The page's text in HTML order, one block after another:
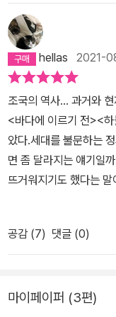
떤 졸업식」 전문) 약관 20세에 등단한 시인은 어느덧 고희를 바라보
는 나이가 되었다. 지난
없는 시적 탐구와 갱신
대의 진실을 진솔하게
서정 시단에서 견고한
인은 “이 시집을 끝으로
겠다”며 “시인으로서의
기를 포기하겠다”(시인
나 “고독하게 상승하는
할지 아니면 세상과의
켜볼 따름이다. 하동쯤이면 딱 좋을 것 같아. 화개장터 너머 악양면 평
사리나 (…) 하여간 그쯤
반짝이던 은빛 모래 사
양), (알프스), (우면산
있거나 코뚜레없이 소
소원 노파가 붐비는 가
중국 쓰촨성 청두시 중
사거리(인덕원)같이 시
사건를 연상시키는 시(
시절이 떠오르는 시들(
상적이었습니다.사실
애원하는 선영의 부탁
몰라 발을 동동 구르며
으로 써볼까 했는 데
제 330호이자 멸종위기
다.공사로 인해 먹잇감
있는 먹잇감이 가득한
hellas 2021-
조국의 역사... 과거와
<바다에 이르기 전><
았다.세대를 불문하는
면 좀 달라지는 얘기일
뜨거워지기도 했다는
공감 (7) 댓글 (0)
마이페이퍼 (3편)